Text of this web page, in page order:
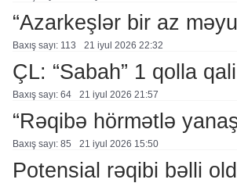
“Azarkeşlər bir az
Baxış sayı: 113 21 i̇yul 2026 22:32
ÇL: “Sabah” 1 qolla
Baxış sayı: 64 21 i̇yul 2026 21:57
“Rəqibə hörmətlə
Baxış sayı: 85 21 i̇yul 2026 15:50
Potensial rəqibi bəlli